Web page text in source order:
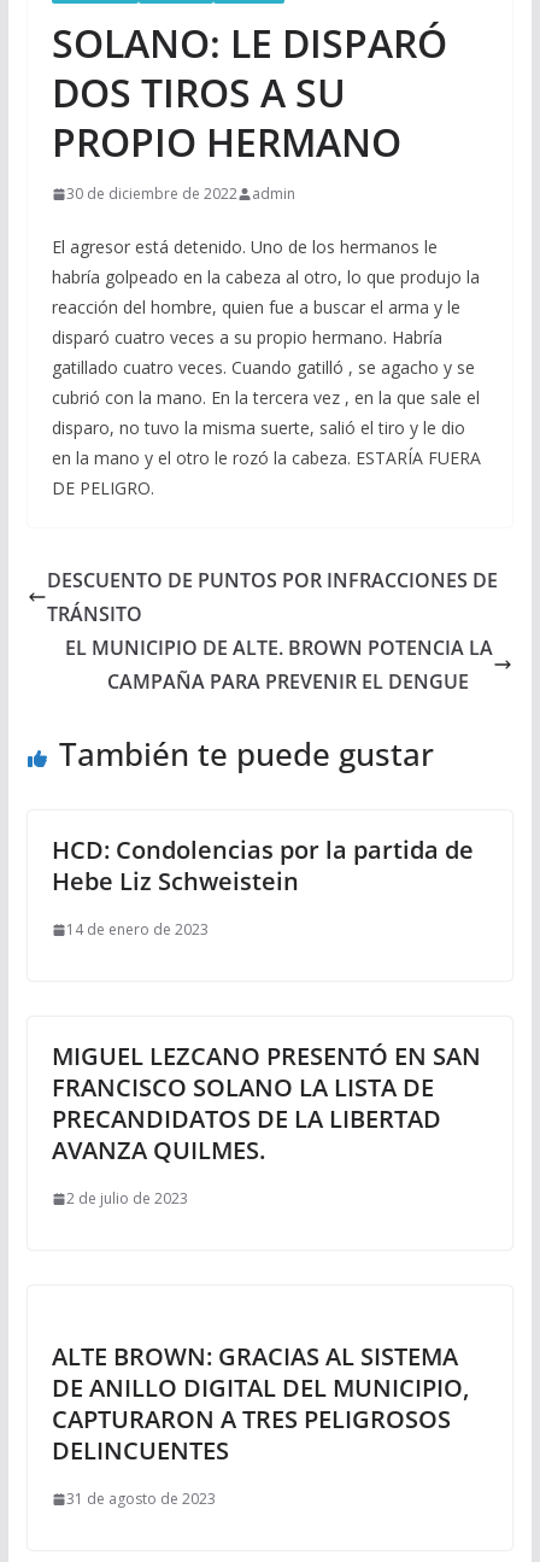
SOLANO: LE DISPARÓ
DOS TIROS A SU
PROPIO HERMANO
30 de diciembre de 2022 admin
El agresor está detenido. Uno de los hermanos le
habría golpeado en la cabeza al otro, lo que produjo la
reacción del hombre, quien fue a buscar el arma y le
disparó cuatro veces a su propio hermano. Habría
gatillado cuatro veces. Cuando gatilló , se agacho y se
cubrió con la mano. En la tercera vez , en la que sale el
disparo, no tuvo la misma suerte, salió el tiro y le dio
en la mano y el otro le rozó la cabeza. ESTARÍA FUERA
DE PELIGRO.
DESCUENTO DE PUNTOS POR INFRACCIONES DE
TRÁNSITO
EL MUNICIPIO DE ALTE. BROWN POTENCIA LA
CAMPAÑA PARA PREVENIR EL DENGUE
También te puede gustar
HCD: Condolencias por la partida de
Hebe Liz Schweistein
14 de enero de 2023
MIGUEL LEZCANO PRESENTÓ EN SAN
FRANCISCO SOLANO LA LISTA DE
PRECANDIDATOS DE LA LIBERTAD
AVANZA QUILMES.
2 de julio de 2023
ALTE BROWN: GRACIAS AL SISTEMA
DE ANILLO DIGITAL DEL MUNICIPIO,
CAPTURARON A TRES PELIGROSOS
DELINCUENTES
31 de agosto de 2023